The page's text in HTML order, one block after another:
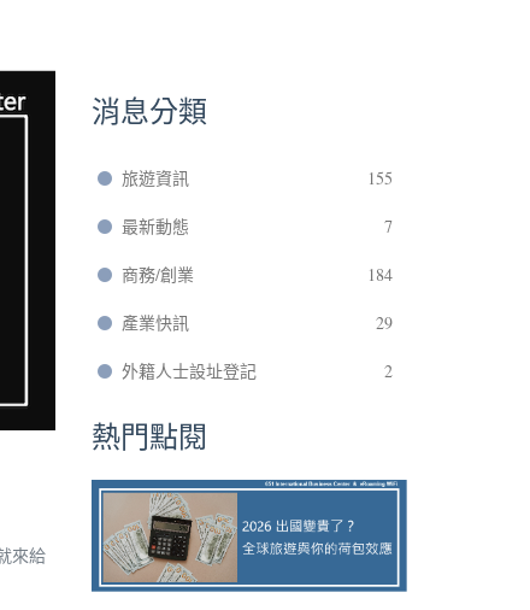
來給
消息分類
旅遊資訊 155
最新動態 7
商務/創業 184
產業快訊 29
外籍人士設址登記 2
熱門點閱